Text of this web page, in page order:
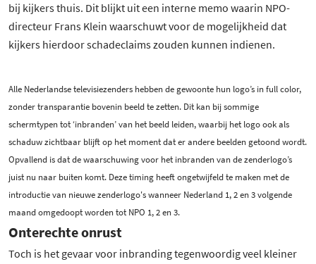
bij kijkers thuis. Dit blijkt uit een interne memo waarin NPO-
directeur Frans Klein waarschuwt voor de mogelijkheid dat
kijkers hierdoor schadeclaims zouden kunnen indienen.
Alle Nederlandse televisiezenders hebben de gewoonte hun logo’s in full color,
zonder transparantie bovenin beeld te zetten. Dit kan bij sommige
schermtypen tot ‘inbranden’ van het beeld leiden, waarbij het logo ook als
schaduw zichtbaar blijft op het moment dat er andere beelden getoond wordt.
Opvallend is dat de waarschuwing voor het inbranden van de zenderlogo’s
juist nu naar buiten komt. Deze timing heeft ongetwijfeld te maken met de
introductie van nieuwe zenderlogo's wanneer Nederland 1, 2 en 3 volgende
maand omgedoopt worden tot NPO 1, 2 en 3.
Onterechte onrust
Toch is het gevaar voor inbranding tegenwoordig veel kleiner